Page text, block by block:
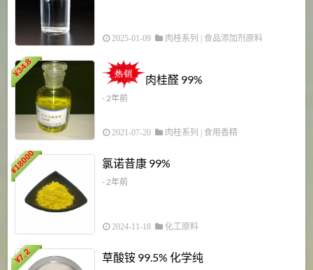
2025-01-09 肉桂系列 食品添加剂原料
¥
34.8
肉桂醛 99%
- 2年前
2021-07-20 肉桂系列 食用香精
¥
18000 氯诺昔康 99%
- 2年前
2024-11-18 化工原料
¥
7.2 草酸铵 99.5% 化学纯